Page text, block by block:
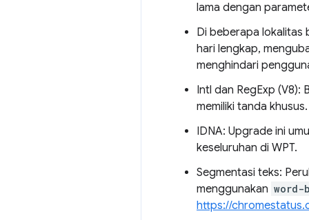
lama dengan
Di beberapa lokalitas
hari lengkap,
menghindari
Intl dan RegExp
memiliki tanda khusus.
IDNA: Upgrade ini
keseluruhan di WPT.
Segmentasi teks:
menggunakan word-
https://